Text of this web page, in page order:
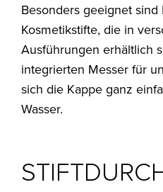
Besonders geeignet
Kosmetikstifte, die in
Ausführungen erhältlich
integrierten Messer für
sich die Kappe ganz
Wasser.